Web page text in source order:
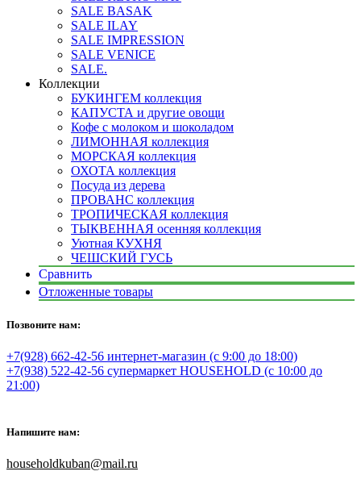
SALE BASAK
SALE ILAY
SALE IMPRESSION
SALE VENICE
SALE.
Коллекции
БУКИНГЕМ коллекция
КАПУСТА и другие овощи
Кофе с молоком и шоколадом
ЛИМОННАЯ коллекция
МОРСКАЯ коллекция
ОХОТА коллекция
Посуда из дерева
ПРОВАНС коллекция
ТРОПИЧЕСКАЯ коллекция
ТЫКВЕННАЯ осенняя коллекция
Уютная КУХНЯ
ЧЕШСКИЙ ГУСЬ
Сравнить
Отложенные товары
Позвоните нам:
+7(928) 662-42-56 интернет-магазин (с 9:00 до 18:00)
+7(938) 522-42-56 супермаркет HOUSEHOLD (с 10:00 до
21:00)
Напишите нам:
householdkuban@mail.ru